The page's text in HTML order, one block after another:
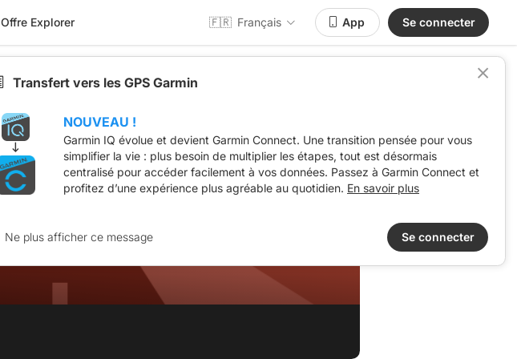
Offre Explorer 🇫🇷 Français App Se connecter
Transfert vers les GPS Garmin
NOUVEAU !
Garmin IQ évolue et devient Garmin Connect. Une transition pensée pour vous
simplifier la vie : plus besoin de multiplier les étapes, tout est désormais
centralisé pour accéder facilement à vos données. Passez à Garmin Connect et
profitez d’une expérience plus agréable au quotidien. En savoir plus
Ne plus afficher ce message Se connecter